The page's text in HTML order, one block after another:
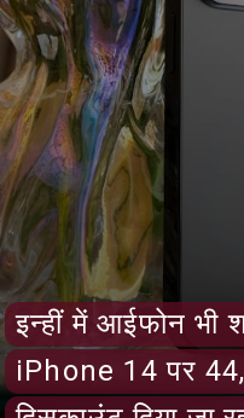
इन्हीं में आईफोन भी
iPhone 14 पर
इन्हीं में आईफोन भी
iPhone 14 पर